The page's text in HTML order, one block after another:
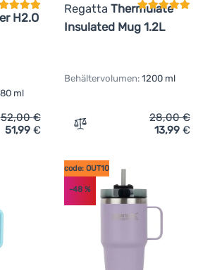
H2.O
ml
Stanley Quencher H2.O'
52,00€
51,99 €
Regatta Thermulate
Insulated Mug 1.2L
Behältervolumen: 1200 ml
Zum Vergleich
28,00€
13,99 €
code: OUT10
-48%